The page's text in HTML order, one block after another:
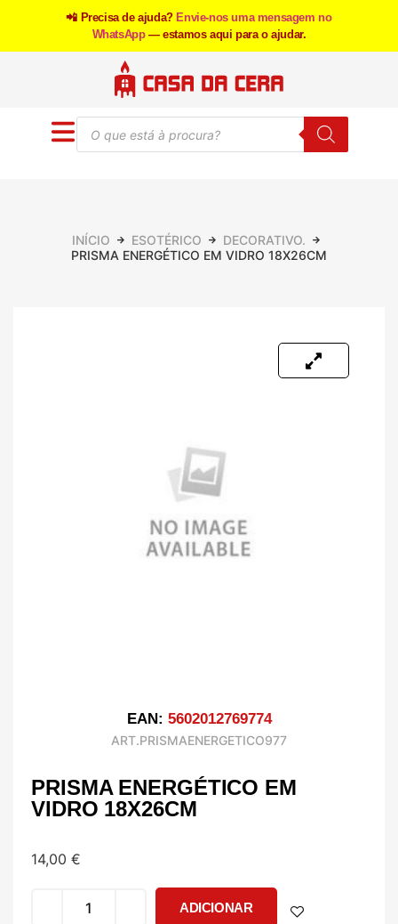
📲 Precisa de ajuda? Envie-nos uma mensagem no
WhatsApp — estamos aqui para o ajudar.
INÍCIO ESOTÉRICO
DECORATIVO.
PRISMA ENERGÉTICO EM VIDRO 18X26CM
EAN: 5602012769774
ART.PRISMAENERGETICO977
PRISMA ENERGÉTICO EM
VIDRO 18X26CM
14,00 €
ADICIONAR